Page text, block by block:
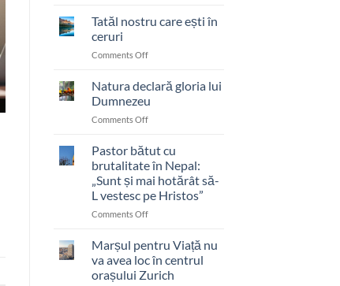
Tatăl nostru care ești în
ceruri
Comments Offon
nostru
care
ești
în
Natura declară gloria lui
Dumnezeu
Comments Offon
declară
gloria
lui
Dumnezeu
Pastor bătut cu
brutalitate în Nepal:
„Sunt și mai hotărât să-
L vestesc pe Hristos”
Comments Offon
bătut
cu
brutalitate
în
Marșul pentru Viață nu
va avea loc în centrul
orașului Zurich